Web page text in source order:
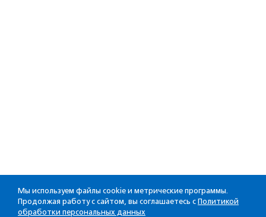
Мы используем файлы cookie и метрические программы.
Продолжая работу с сайтом, вы соглашаетесь с Политикой
обработки персональных данных